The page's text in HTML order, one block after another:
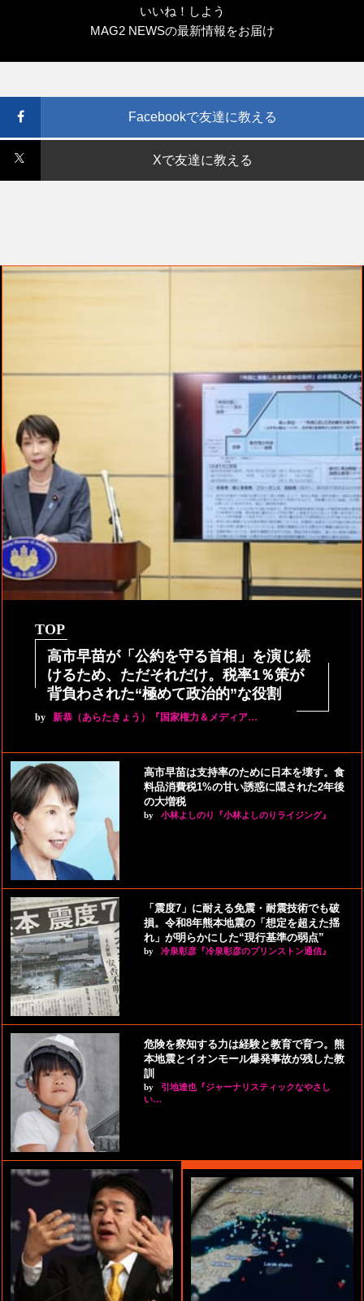
いいね！しよう
MAG2 NEWSの最新情報をお届け
Facebookで友達に教える
Xで友達に教える
TOP
高市早苗が「公約を守る首相」を演じ続
けるため、ただそれだけ。税率1％策が
背負わされた“極めて政治的”な役割
by 新恭（あらたきょう）『国家権力＆メディア…
高市早苗は支持率のために日本を壊す。食
料品消費税1%の甘い誘惑に隠された2年後
の大増税
by 小林よしのり『小林よしのりライジング』
「震度7」に耐える免震・耐震技術でも破
損。令和8年熊本地震の「想定を超えた揺
れ」が明らかにした“現行基準の弱点”
by 冷泉彰彦『冷泉彰彦のプリンストン通信』
危険を察知する力は経験と教育で育つ。熊
本地震とイオンモール爆発事故が残した教
訓
by
引地達也『ジャーナリスティックなやさし
い…